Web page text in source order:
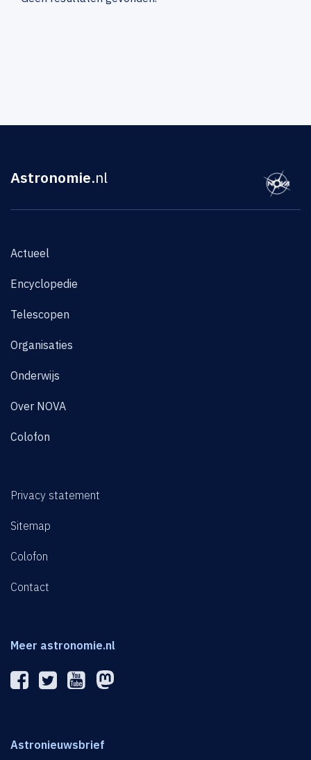
Astronomie.nl
Actueel
Encyclopedie
Telescopen
Organisaties
Onderwijs
Over NOVA
Colofon
Privacy statement
Sitemap
Colofon
Contact
Meer astronomie.nl
Astronieuwsbrief